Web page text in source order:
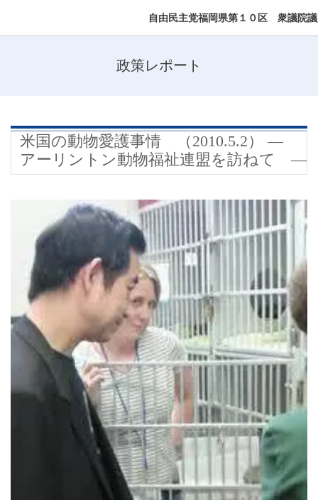
自由民主党福岡県第１０区 衆議院
政策レポート
米国の動物愛護事情 （2010.5.2） ―
アーリントン動物福祉連盟を訪ねて ―